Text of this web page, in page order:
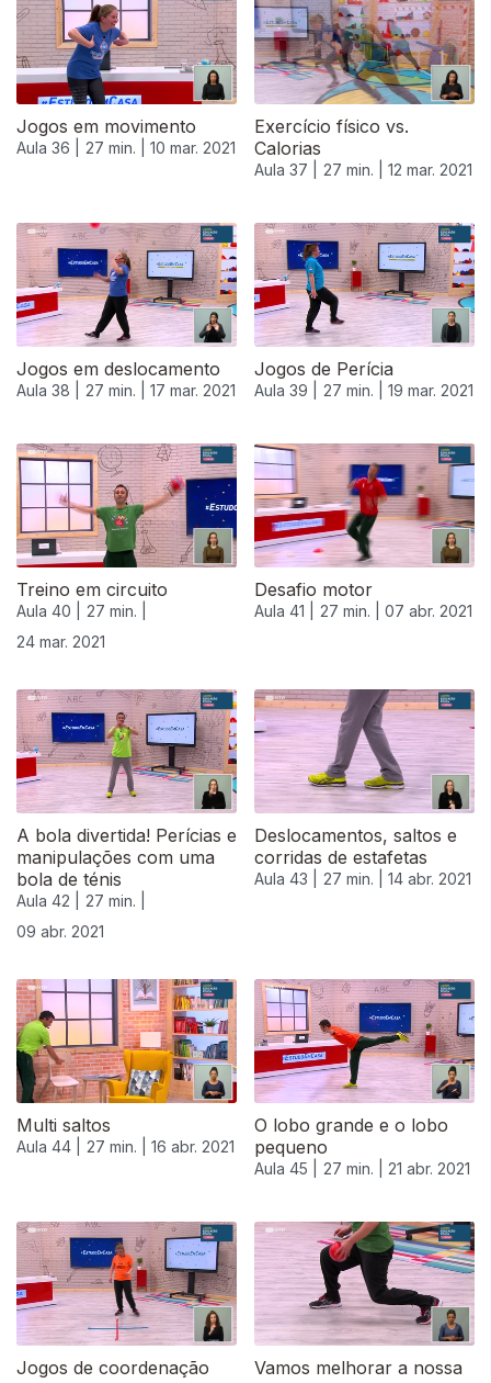
Jogos em movimento
Aula 36 | 27 min. | 10 mar. 2021
Exercício físico vs.
Calorias
Aula 37 | 27 min. | 12 mar. 2021
Jogos em deslocamento
Aula 38 | 27 min. | 17 mar. 2021
Jogos de Perícia
Aula 39 | 27 min. | 19 mar. 2021
Treino em circuito
Aula 40 |
27 min. |
24 mar. 2021
Desafio motor
Aula 41 | 27 min. | 07 abr. 2021
A bola divertida! Perícias e
manipulações com uma
bola de ténis
Aula 42 |
27 min. |
09 abr. 2021
Deslocamentos, saltos e
corridas de estafetas
Aula 43 | 27 min. | 14 abr. 2021
Multi saltos
Aula 44 | 27 min. | 16 abr. 2021
O lobo grande e o lobo
pequeno
Aula 45 | 27 min. | 21 abr. 2021
Jogos de coordenação
Vamos melhorar a nossa
540088